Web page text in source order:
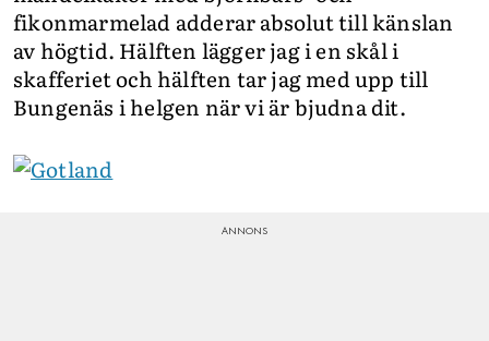
fikonmarmelad adderar absolut till känslan
av högtid. Hälften lägger jag i en skål i
skafferiet och hälften tar jag med upp till
Bungenäs i helgen när vi är bjudna dit.